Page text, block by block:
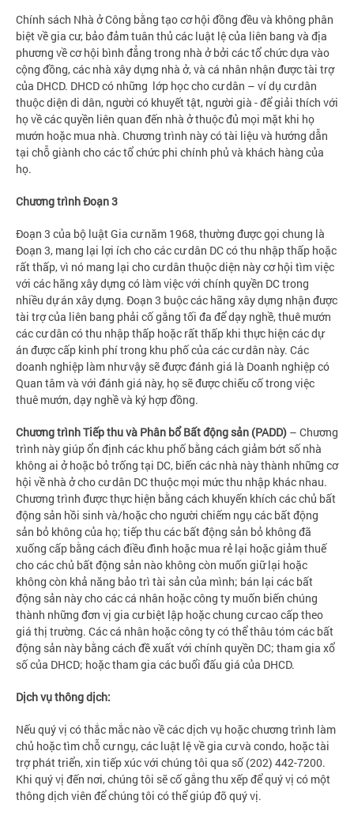
Chính sách Nhà ở Công bằng tạo cơ hội đồng đều và không phân
biệt về gia cư, bảo đảm tuân thủ các luật lệ của liên bang và địa
phương về cơ hội bình đẳng trong nhà ở bởi các tổ chức dựa vào
cộng đồng, các nhà xây dựng nhà ở, và cá nhân nhận được tài trợ
của DHCD. DHCD có những lớp học cho cư dân – ví dụ cư dân
thuộc diện di dân, người có khuyết tật, người già - để giải thích với
họ về các quyền liên quan đến nhà ở thuộc đủ mọi mặt khi họ
mướn hoặc mua nhà. Chương trình này có tài liệu và hướng dẫn
tại chỗ giành cho các tổ chức phi chính phủ và khách hàng của
họ.
Chương trình Đoạn 3
Đoạn 3 của bộ luật Gia cư năm 1968, thường được gọi chung là
Đoạn 3, mang lại lợi ích cho các cư dân DC có thu nhập thấp hoặc
rất thấp, vì nó mang lại cho cư dân thuộc diện này cơ hội tìm việc
với các hãng xây dựng có làm việc với chính quyền DC trong
nhiều dự án xây dựng. Đoạn 3 buộc các hãng xây dựng nhận được
tài trợ của liên bang phải cố gắng tối đa để dạy nghề, thuê mướn
các cư dân có thu nhập thấp hoặc rất thấp khi thực hiện các dự
án được cấp kinh phí trong khu phố của các cư dân này. Các
doanh nghiệp làm như vậy sẽ được đánh giá là Doanh nghiệp có
Quan tâm và với đánh giá này, họ sẽ được chiếu cố trong việc
thuê mướn, dạy nghề và ký hợp đồng.
Chương trình Tiếp thu và Phân bổ Bất động sản (PADD) – Chương
trình này giúp ổn định các khu phố bằng cách giảm bớt số nhà
không ai ở hoặc bỏ trống tại DC, biến các nhà này thành những cơ
hội về nhà ở cho cư dân DC thuộc mọi mức thu nhập khác nhau.
Chương trình được thực hiện bằng cách khuyến khích các chủ bất
động sản hồi sinh và/hoặc cho người chiếm ngụ các bất động
sản bỏ không của họ; tiếp thu các bất động sản bỏ không đã
xuống cấp bằng cách điều đình hoặc mua rẻ lại hoặc giảm thuế
cho các chủ bất động sản nào không còn muốn giữ lại hoặc
không còn khả năng bảo trì tài sản của mình; bán lại các bất
động sản này cho các cá nhân hoặc công ty muốn biến chúng
thành những đơn vị gia cư biệt lập hoặc chung cư cao cấp theo
giá thị trường. Các cá nhân hoặc công ty có thể thâu tóm các bất
động sản này bằng cách đề xuất với chính quyền DC; tham gia xổ
số của DHCD; hoặc tham gia các buổi đấu giá của DHCD.
Dịch vụ thông dịch:
Nếu quý vị có thắc mắc nào về các dịch vụ hoặc chương trình làm
chủ hoặc tìm chỗ cư ngụ, các luật lệ về gia cư và condo, hoặc tài
trợ phát triển, xin tiếp xúc với chúng tôi qua số (202) 442-7200.
Khi quý vị đến nơi, chúng tôi sẽ cố gắng thu xếp để quý vị có một
thông dịch viên để chúng tôi có thể giúp đỡ quý vị.